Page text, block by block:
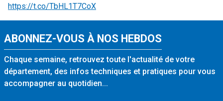
https://t.co/TbHL1T7CoX
ABONNEZ-VOUS À NOS HEBDOS
Chaque semaine, retrouvez toute l'actualité de votre
département, des infos techniques et pratiques pour vous
accompagner au quotidien...